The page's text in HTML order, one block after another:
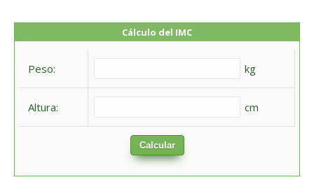
Cálculo del IMC
Peso: kg
Altura: cm
Calcular